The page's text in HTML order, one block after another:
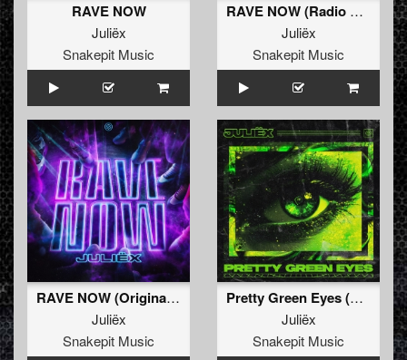
RAVE NOW
Juliëx
Snakepit Music
RAVE NOW (Radio Edit)
Juliëx
Snakepit Music
RAVE NOW (Original Mix)
Juliëx
Snakepit Music
Pretty Green Eyes (Radio Edit)
Juliëx
Snakepit Music